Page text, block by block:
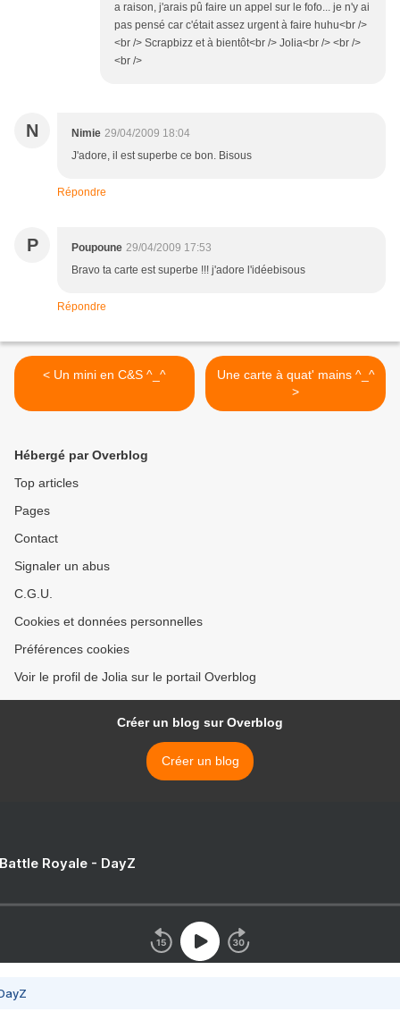
a raison, j'arais pû faire un appel sur le fofo... je n'y ai
pas pensé car c'était assez urgent à faire huhu<br />
<br /> Scrapbizz et à bientôt<br /> Jolia<br /> <br />
<br />
N Nimie 29/04/2009 18:04
J'adore, il est superbe ce bon. Bisous
Répondre
P Poupoune 29/04/2009 17:53
Bravo ta carte est superbe !!! j'adore l'idéebisous
Répondre
< Un mini en C&S ^_^
Une carte à quat' mains ^_^
>
Hébergé par Overblog
Top articles
Pages
Contact
Signaler un abus
C.G.U.
Cookies et données personnelles
Préférences cookies
Voir le profil de Jolia sur le portail Overblog
Créer un blog sur Overblog
Créer un blog
Royale - DayZ